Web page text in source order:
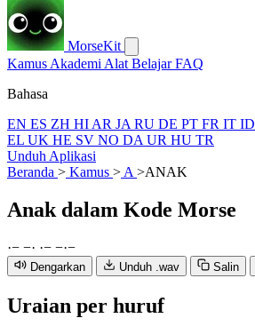
MorseKit
Kamus Akademi Alat BelajarFAQ
Bahasa
EN ES ZH HI AR JA RU DE PT FR IT ID
EL UK HE SV NO DA UR HU TR
Unduh Aplikasi
Beranda > Kamus > A >ANAK
Anak dalam Kode Morse
·− −· ·− −·−
Dengarkan Unduh .wav Salin
Uraian per huruf